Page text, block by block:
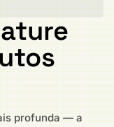
profunda — a